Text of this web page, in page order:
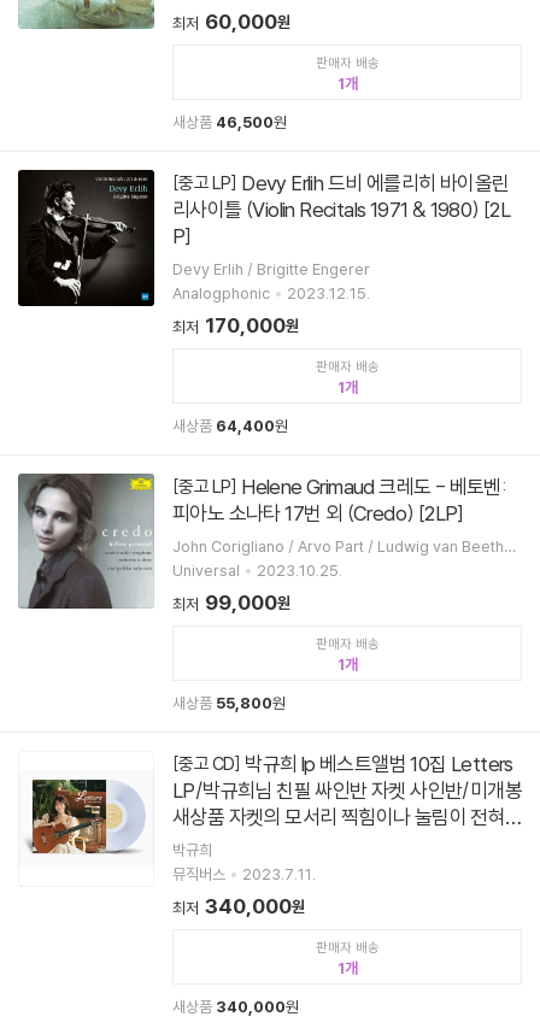
최저 60,000원
판매자 배송
1
새상품 46,500원
[중고 LP]
리사이틀 (Violin Recitals 1971 & 1980) [2L
P]
Devy Erlih / Brigitte Engerer
Analogphonic
2023.12.15.
최저 170,000원
판매자 배송
1
새상품 64,400원
[중고 LP]
피아노 소나타 17번 외 (Credo) [2LP]
John Corigliano / Arvo Part / Ludwig van Beethov
en / Helene Grimaud
Universal
2023.10.25.
최저 99,000원
판매자 배송
1
새상품 55,800원
[중고 CD]
LP/박규희님 친필 싸인반 자켓 사인반/미개봉
새상품 자켓의 모서리 찍힘이나 눌림이 전혀
없는 완벽한 새상품/개봉 후 반품불가
박규희
뮤직버스
2023.7.11.
최저 340,000원
판매자 배송
1
새상품 340,000원